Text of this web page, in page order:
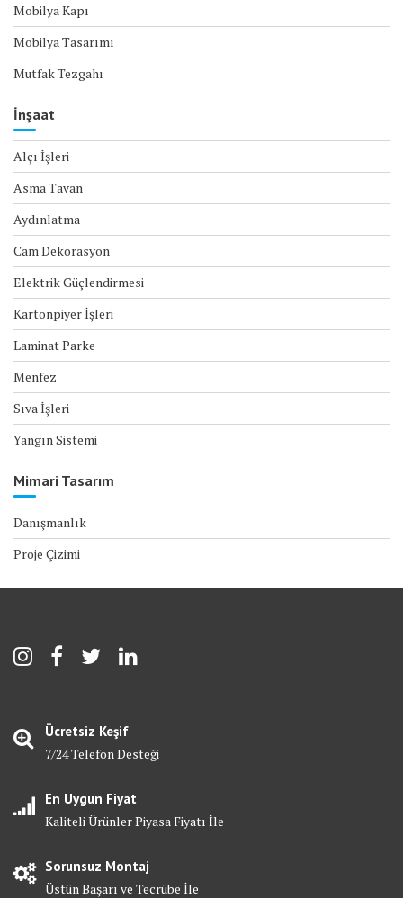
Mobilya Kapı
Mobilya Tasarımı
Mutfak Tezgahı
İnşaat
Alçı İşleri
Asma Tavan
Aydınlatma
Cam Dekorasyon
Elektrik Güçlendirmesi
Kartonpiyer İşleri
Laminat Parke
Menfez
Sıva İşleri
Yangın Sistemi
Mimari Tasarım
Danışmanlık
Proje Çizimi
Ücretsiz Keşif
7/24 Telefon Desteği
En Uygun Fiyat
Kaliteli Ürünler Piyasa Fiyatı İle
Sorunsuz Montaj
Üstün Başarı ve Tecrübe İle